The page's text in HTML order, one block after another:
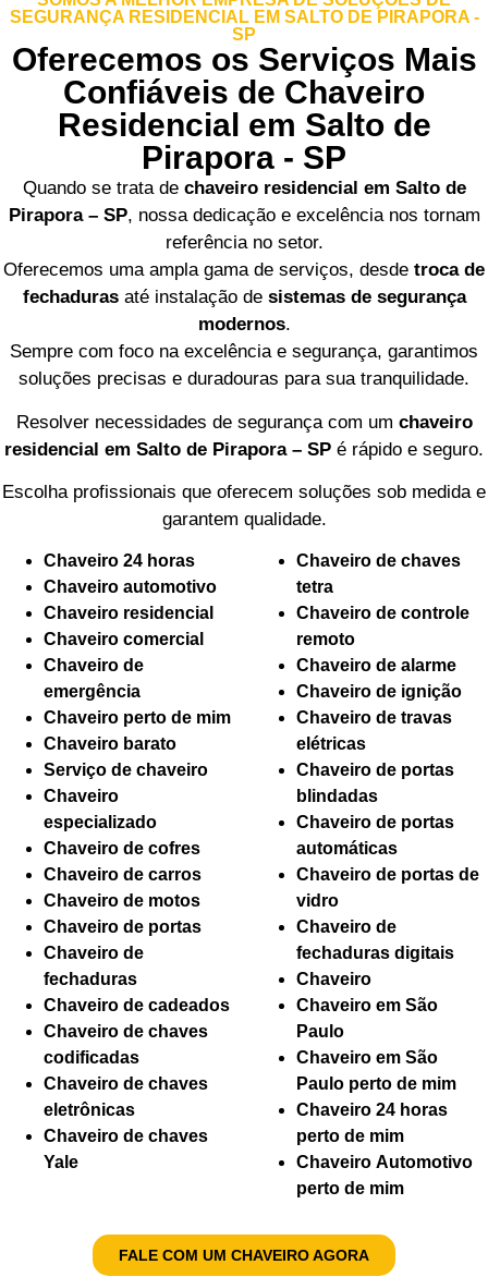
SEGURANÇA RESIDENCIAL EM SALTO DE PIRAPORA -
SP
Oferecemos os Serviços Mais
Confiáveis de Chaveiro
Residencial em Salto de
Pirapora - SP
Quando se trata de chaveiro residencial em Salto de
Pirapora – SP, nossa dedicação e excelência nos tornam
referência no setor.
Oferecemos uma ampla gama de serviços, desde troca de
fechadurasaté instalação de sistemas de segurança
modernos.
Sempre com foco na excelência e segurança, garantimos
soluções precisas e duradouras para sua tranquilidade.
Resolver necessidades de segurança com um chaveiro
residencial em Salto de Pirapora – SP é rápido e seguro.
Escolha profissionais que oferecem soluções sob medida e
garantem qualidade.
Chaveiro 24 horas
Chaveiro automotivo
Chaveiro residencial
Chaveiro comercial
Chaveiro de
emergência
Chaveiro perto de mim
Chaveiro barato
Serviço de chaveiro
Chaveiro
especializado
Chaveiro de cofres
Chaveiro de carros
Chaveiro de motos
Chaveiro de portas
Chaveiro de
fechaduras
Chaveiro de cadeados
Chaveiro de chaves
codificadas
Chaveiro de chaves
eletrônicas
Chaveiro de chaves
Yale
Chaveiro de chaves
tetra
Chaveiro de controle
remoto
Chaveiro de alarme
Chaveiro de ignição
Chaveiro de travas
elétricas
Chaveiro de portas
blindadas
Chaveiro de portas
automáticas
Chaveiro de portas de
vidro
Chaveiro de
fechaduras digitais
Chaveiro
Chaveiro em São
Paulo
Chaveiro em São
Paulo perto de mim
Chaveiro 24 horas
perto de mim
Chaveiro Automotivo
perto de mim
FALE COM UM CHAVEIRO AGORA